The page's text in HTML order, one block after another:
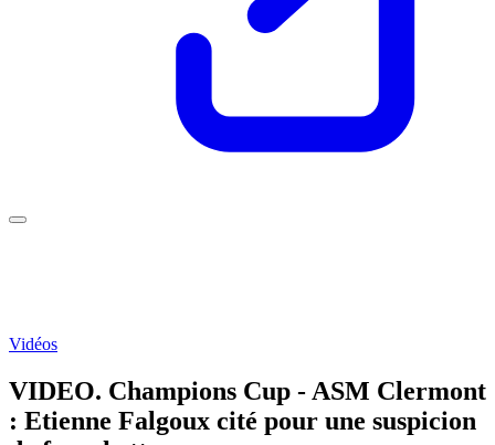
Vidéos
VIDEO. Champions Cup - ASM Clermont
: Etienne Falgoux cité pour une suspicion